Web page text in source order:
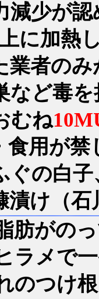
減少が
に加熱
業者の
など毒
むね
食用が
ぐの白
漬け（
肪がの
ラメで
のつけ